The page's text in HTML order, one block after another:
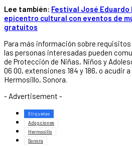
Lee también: Festival José Eduardo
epicentro cultural con eventos de
gratuitos
Para más información sobre
las personas interesadas pueden
de Protección de Niñas, Niños y
06 00, extensiones 184 y 186, o acudir
Hermosillo, Sonora.
- Advertisement -
Etiquetas
Adopciones
Hermosillo
Sonora